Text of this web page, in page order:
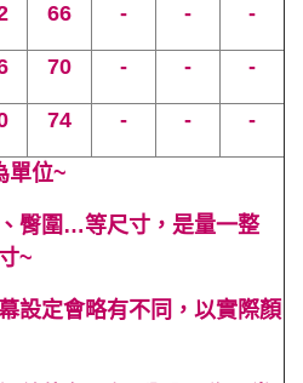
66 - - -
70 - - -
74 - - -
單位~
臀圍…等尺寸，是量一整
~
設定會略有不同，以實際顏